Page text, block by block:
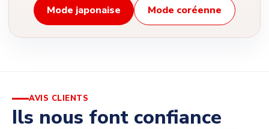
Mode japonaise Mode coréenne
AVIS CLIENTS
Ils nous font confiance